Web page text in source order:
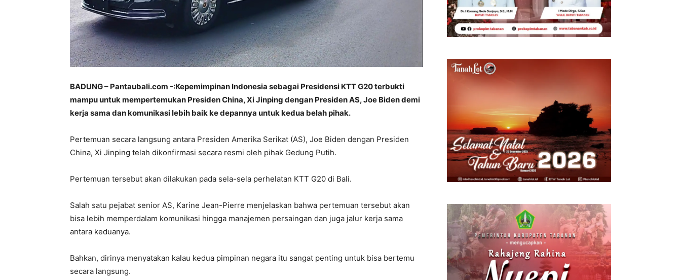
BADUNG – Pantaubali.com -:Kepemimpinan Indonesia sebagai Presidensi KTT G20 terbukti
mampu untuk mempertemukan Presiden China, Xi Jinping dengan Presiden AS, Joe Biden demi
kerja sama dan komunikasi lebih baik ke depannya untuk kedua belah pihak.
Pertemuan secara langsung antara Presiden Amerika Serikat (AS), Joe Biden dengan Presiden
China, Xi Jinping telah dikonfirmasi secara resmi oleh pihak Gedung Putih.
Pertemuan tersebut akan dilakukan pada sela-sela perhelatan KTT G20 di Bali.
Salah satu pejabat senior AS, Karine Jean-Pierre menjelaskan bahwa pertemuan tersebut akan
bisa lebih memperdalam komunikasi hingga manajemen persaingan dan juga jalur kerja sama
antara keduanya.
Bahkan, dirinya menyatakan kalau kedua pimpinan negara itu sangat penting untuk bisa bertemu
secara langsung.